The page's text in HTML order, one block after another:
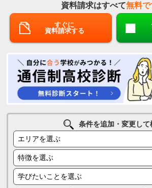
資料請求はすべて無料で
すぐに
資料請求する
条件を追加・変更して